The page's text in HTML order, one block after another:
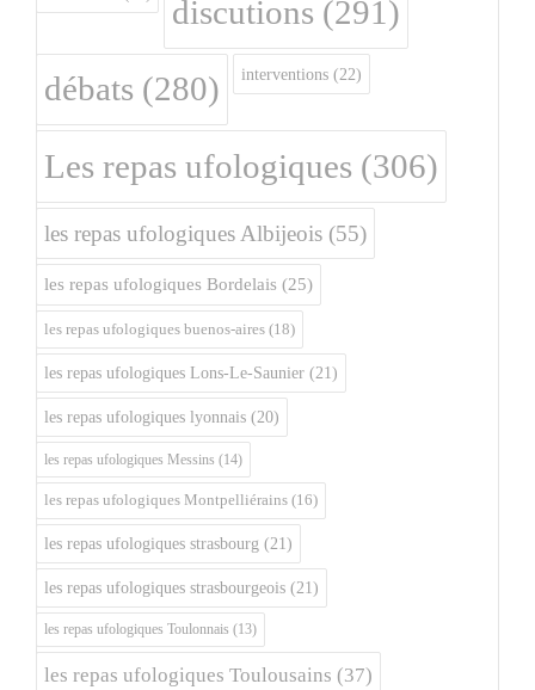
discutions (291)
débats (280) interventions (22)
Les repas ufologiques (306)
les repas ufologiques Albijeois (55)
les repas ufologiques Bordelais (25)
les repas ufologiques buenos-aires (18)
les repas ufologiques Lons-Le-Saunier (21)
les repas ufologiques lyonnais (20)
les repas ufologiques Messins (14)
les repas ufologiques Montpelliérains (16)
les repas ufologiques strasbourg (21)
les repas ufologiques strasbourgeois (21)
les repas ufologiques Toulonnais (13)
les repas ufologiques Toulousains (37)